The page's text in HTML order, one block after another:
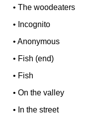
•The woodeaters
• Incognito
•Anonymous
• Fish (end)
• Fish
•On the valley
• In the street